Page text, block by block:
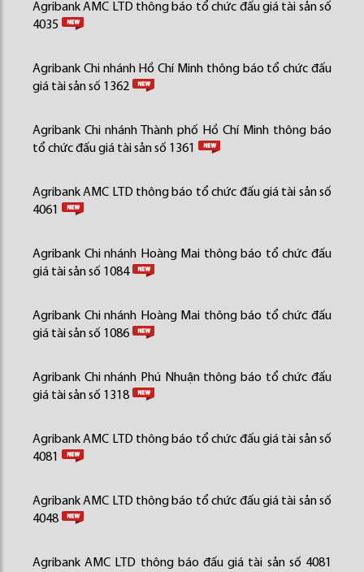
Agribank AMC LTD thông báo tổ chức đấu giá tài sản số
4035
Agribank Chi nhánh Hồ Chí Minh thông báo tổ chức đấu
giá tài sản số 1362
Agribank Chi nhánh Thành phố Hồ Chí Minh thông báo
tổ chức đấu giá tài sản số 1361
Agribank AMC LTD thông báo tổ chức đấu giá tài sản số
4061
Agribank Chi nhánh Hoàng Mai thông báo tổ chức đấu
giá tài sản số 1084
Agribank Chi nhánh Hoàng Mai thông báo tổ chức đấu
giá tài sản số 1086
Agribank Chi nhánh Phú Nhuận thông báo tổ chức đấu
giá tài sản số 1318
Agribank AMC LTD thông báo tổ chức đấu giá tài sản số
4081
Agribank AMC LTD thông báo tổ chức đấu giá tài sản số
4048
Agribank AMC LTD thông báo đấu giá tài sản số 4081